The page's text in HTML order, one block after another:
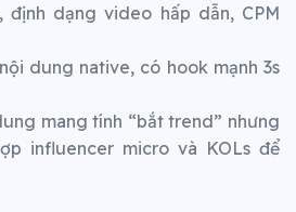
định dạng video hấp dẫn, CPM
dung native, có hook mạnh 3s
mang tính “bắt trend” nhưng
influencer micro và KOLs để